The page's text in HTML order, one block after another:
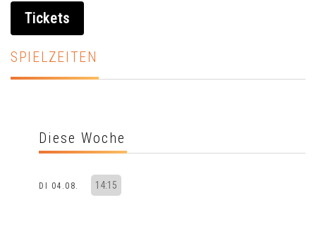
Tickets
SPIELZEITEN
Diese Woche
DI 04.08. 14:15